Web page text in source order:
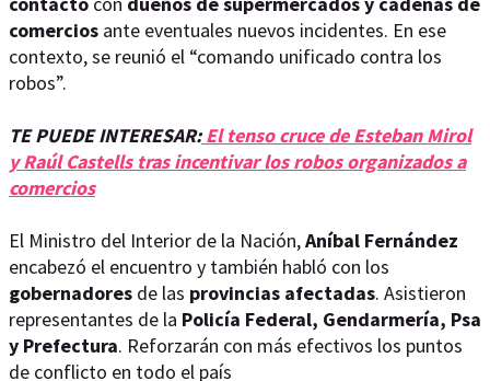
comercios ante eventuales nuevos incidentes. En ese
contexto, se reunió el “comando unificado contra los
robos”.
TE PUEDE INTERESAR:El tenso cruce de Esteban Mirol
y Raúl Castells tras incentivar los robos organizados a
comercios
El Ministro del Interior de la Nación,Aníbal Fernández
encabezó el encuentro y también habló con los
gobernadores de las provincias afectadas. Asistieron
representantes de la Policía Federal, Gendarmería, Psa
y Prefectura. Reforzarán con más efectivos los puntos
de conflicto en todo el país